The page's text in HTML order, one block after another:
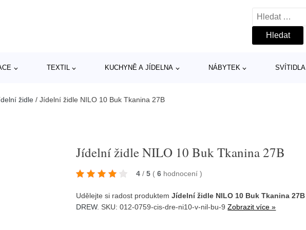
Vyhledávání
TEXTIL KUCHYNĚ A JÍDELNA NÁBYTEK SVÍTIDLA
židle / Jídelní židle NILO 10 Buk Tkanina 27B
Jídelní židle NILO 10 Buk Tkanina 27B
4 / 5 ( 6 hodnocení)
Udělejte si radost produktemJídelní židle NILO 10 Buk Tkanina 27B
DREW. SKU: 012-0759-cis-dre-ni10-v-nil-bu-9Zobrazit více »